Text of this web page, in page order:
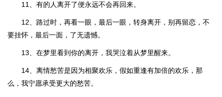
11、有的人离开了便永远不会再回来。
12、路过时，再看一眼，最后一眼，转身离开，别再留恋，不
要挂怀，最后一面，了无遗憾。
13、在梦里看到你的离开，我哭泣着从梦里醒来。
14、离情愁苦是因为相聚欢乐，假如重逢有加倍的欢乐，那
么，我宁愿承受更大的愁苦。